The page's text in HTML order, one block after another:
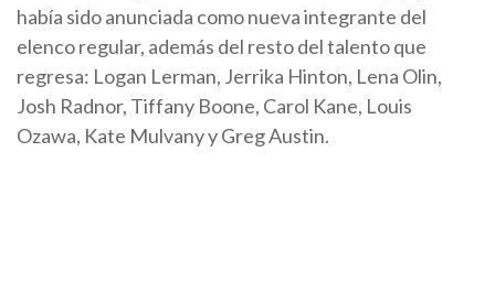
había sido anunciada como nueva integrante del
elenco regular, además del resto del talento que
regresa: Logan Lerman, Jerrika Hinton, Lena Olin,
Josh Radnor, Tiffany Boone, Carol Kane, Louis
Ozawa, Kate Mulvany y Greg Austin.